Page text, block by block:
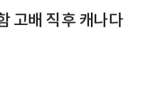
고배 직후 캐나다